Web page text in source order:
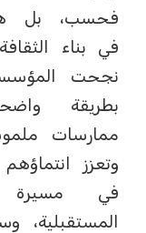
فحسب، بل
في بناء
نجحت
بطريقة
ممارسات
وتعزز
في مسيرة
المستقبلية،